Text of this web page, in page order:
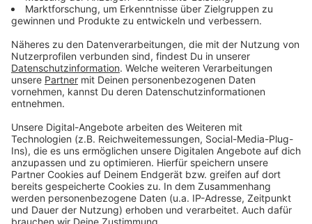
nicht betroffen. Hierfindet ihr alle Infos zu den
Anzeige
Weitere Meldungen aus Leverkusen
Anzeige
Kein Stillstand auf Leverkusener Baustelle
Unterstützung für Wohnungslose in Leverkusen